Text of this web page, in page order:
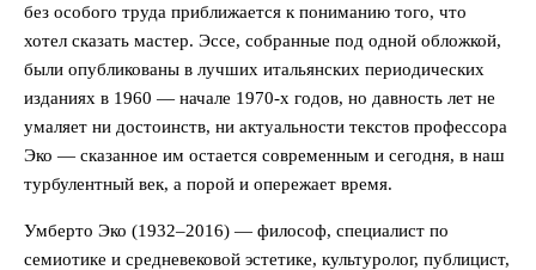
без особого труда приближается к пониманию того, что
хотел сказать мастер. Эссе, собранные под одной обложкой,
были опубликованы в лучших итальянских периодических
изданиях в 1960 — начале 1970-х годов, но давность лет не
умаляет ни достоинств, ни актуальности текстов профессора
Эко — сказанное им остается современным и сегодня, в наш
турбулентный век, а порой и опережает время.
Умберто Эко (1932–2016) — философ, специалист по
семиотике и средневековой эстетике, культуролог, публицист,